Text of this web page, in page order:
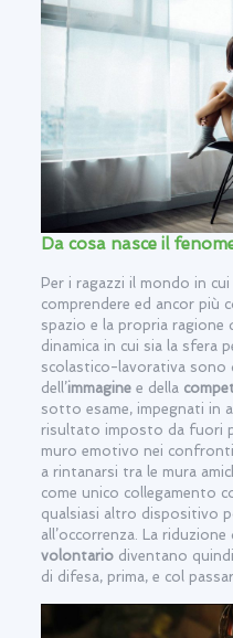
Da cosa nasce il
Per i ragazzi il mondo in
comprendere ed ancor più
spazio e la propria ragione
dinamica in cui sia la sfera
scolastico-lavorativa sono
dell’immaginee della
sotto esame, impegnati in
risultato imposto da fuori
muro emotivo nei confronti
a rintanarsi tra le mura
come unico collegamento
qualsiasi altro dispositivo
all’occorrenza. La riduzione
volontariodiventano
di difesa, prima, e col